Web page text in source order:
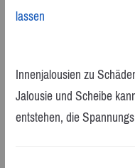
Innenjalousien zu
Jalousie und Scheibe
entstehen, die